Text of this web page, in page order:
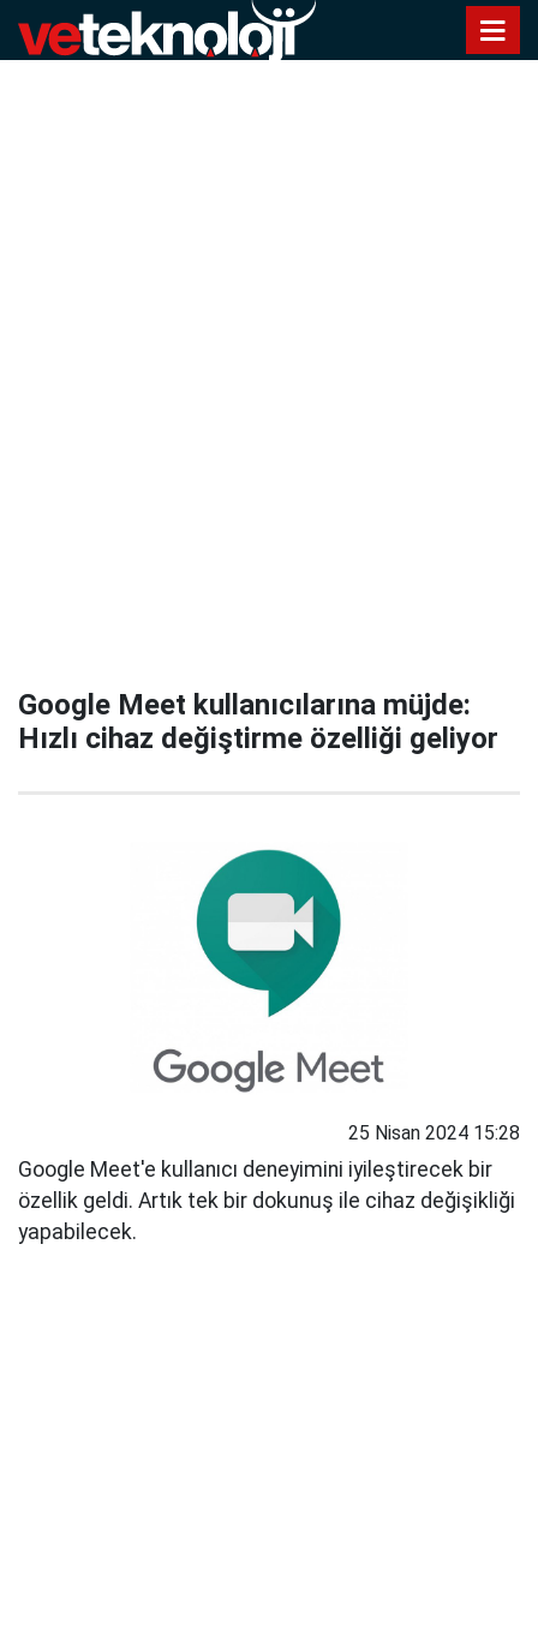
Google Meet kullanıcılarına müjde:
Hızlı cihaz değiştirme özelliği geliyor
25 Nisan 2024 15:28
Google Meet'e kullanıcı deneyimini iyileştirecek bir
özellik geldi. Artık tek bir dokunuş ile cihaz değişikliği
yapabilecek.